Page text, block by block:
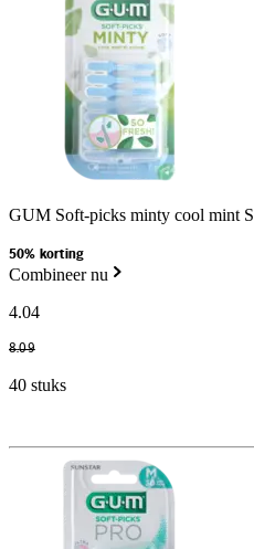
GUM Soft-picks minty cool mint S
50% korting
Combineer nu
4.04
8.09
40 stuks